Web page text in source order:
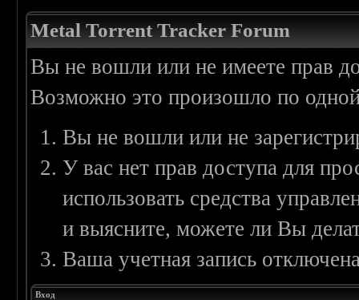
Metal Torrent Tracker Forum
Вы не вошли или не имеете прав
Возможно это произошло по
Вы не вошли или не
У вас нет прав доступа для
использовать средства
и выясните, можете ли Вы
Ваша учетная запись
Вход